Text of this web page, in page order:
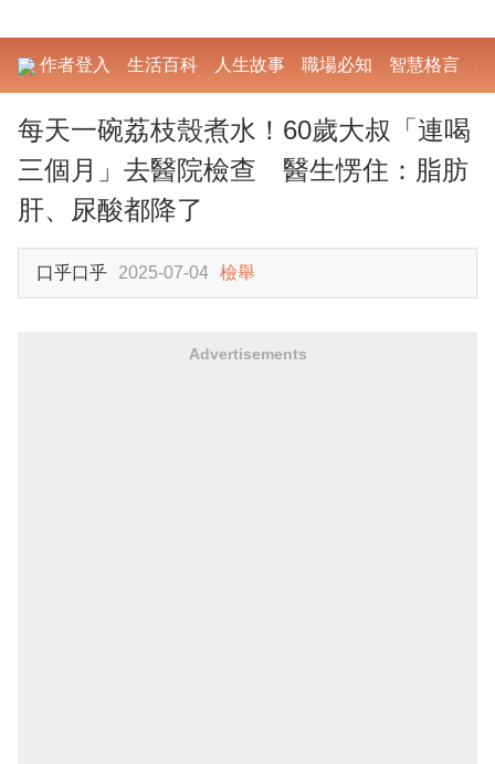
作者登入 生活百科 人生故事 職場必知 智慧格言
每天一碗荔枝殼煮水！60歲大叔「連喝
三個月」去醫院檢查 醫生愣住：脂肪
肝、尿酸都降了
口乎口乎 2025-07-04 檢舉
Advertisements